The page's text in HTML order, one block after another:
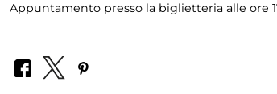
Appuntamento presso la biglietteria alle ore